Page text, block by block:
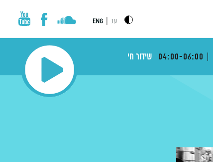
עב ENG
04:00-06:00 שידור חי